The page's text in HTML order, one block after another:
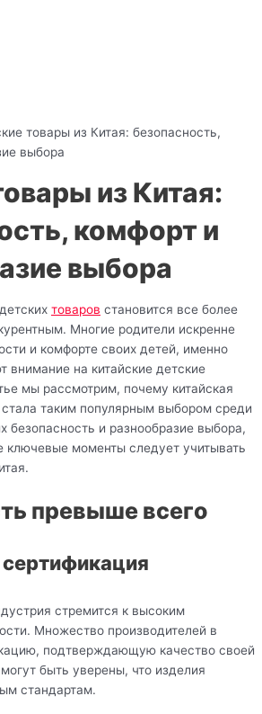
товары из Китая: безопасность,
выбора
из Китая:
комфорт и
выбора
товаров становится все более
Многие родители искренне
и комфорте своих детей, именно
внимание на китайские детские
мы рассмотрим, почему китайская
таким популярным выбором среди
безопасность и разнообразие выбора,
ключевые моменты следует учитывать
превыше всего
сертификация
стремится к высоким
Множество производителей в
подтверждающую качество своей
быть уверены, что изделия
стандартам.